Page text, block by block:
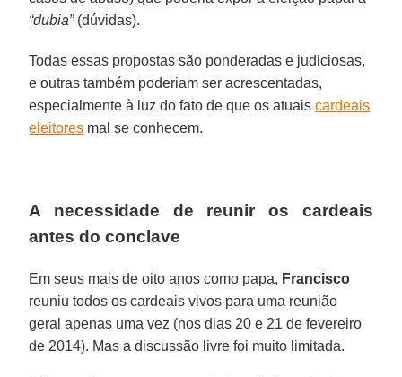
“dubia”(dúvidas).
Todas essas propostas são ponderadas e judiciosas,
e outras também poderiam ser acrescentadas,
especialmente à luz do fato de que os atuaiscardeais
eleitores mal se conhecem.
A necessidade de reunir os cardeais
antes do conclave
Em seus mais de oito anos como papa, Francisco
reuniu todos os cardeais vivos para uma reunião
geral apenas uma vez (nos dias 20 e 21 de fevereiro
de 2014). Mas a discussão livre foi muito limitada.